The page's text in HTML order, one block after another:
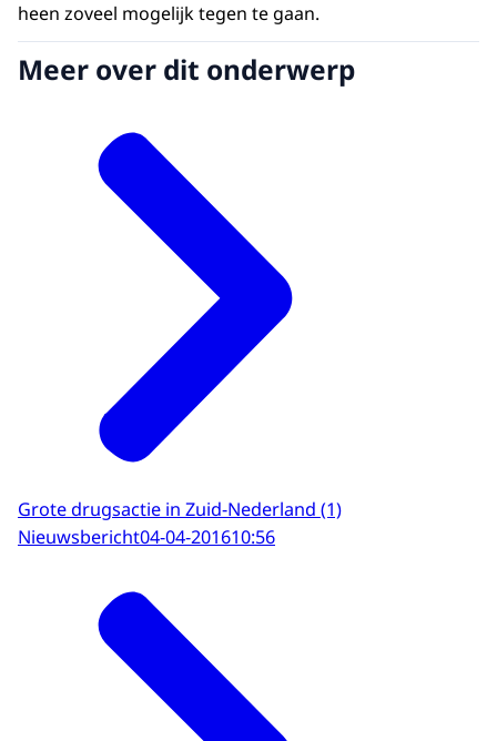
heen zoveel mogelijk tegen te gaan.
Meer over dit onderwerp
Grote drugsactie in Zuid-Nederland (1)
Nieuwsbericht04-04-201610:56